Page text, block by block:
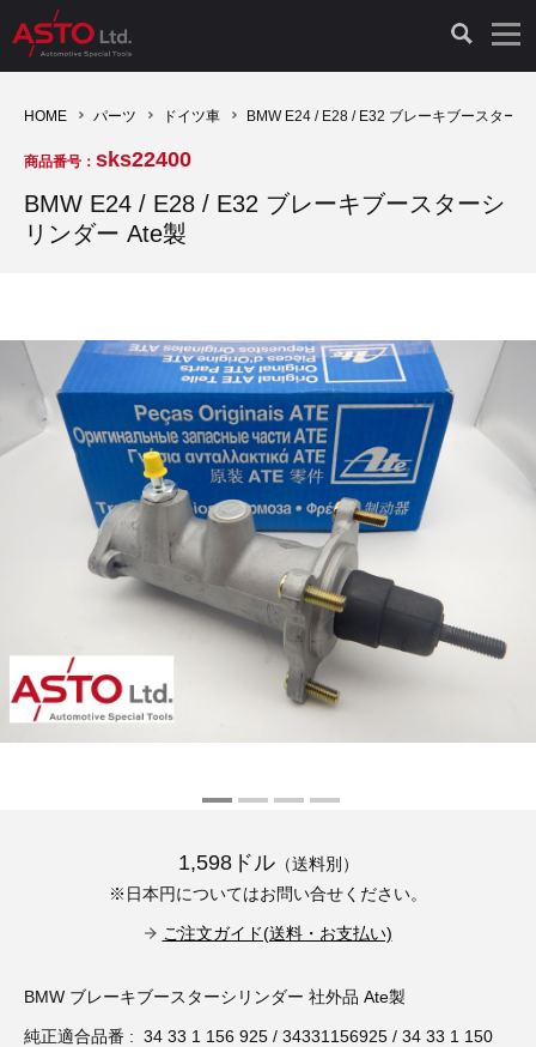
診断機（16）
キープログラマー（4）
ADAS（7）
オプション品（17）
TPMS（4）
その他（9）
診断テスター（10）
キープログラマー（20）
スモークテスター（4）
安定化電源ユニット（8）
バッテリーテスター（4）
古い車両用診断テスター（10）
バイク用診断テスター（7）
その他（20）
HCB TOOLS（45）
AST TOOLS（51）
LASER（39）
ドイツ車（211）
イタリア/フランス車（27）
イギリス車（23）
スウェーデン車（20）
ディーゼルインジェクター&グロープラグ ツール（7）
ホイールロック取り外しツール（6）
オシロスコープ（2）
オシロ関連商品（9）
その他（8）
ドイツ車（427）
イタリア/フランス車（145）
アメリカ車（60）
スウェーデン車（45）
日本車（40）
ロシア（8）
ブレーキキャリパーリペアキット（368）
キー関連（19）
その他（12）
現品修理（77）
リビルト品（58）
コントロールユニット初期化（3）
イモビライザーOFF（1）
その他（6）
オシロスコープ（10）
アクセサリー（13）
HOME パーツ ドイツ車 BMW E24 / E28 / E32 ブレーキブースター
商品番号： sks22400
BMW E24 / E28 / E32 ブレーキブースターシ
リンダー Ate製
1,598ドル（送料別）
※日本円についてはお問い合せください。
ご注文ガイド(送料・お支払い)
BMW ブレーキブースターシリンダー 社外品 Ate製
純正適合品番 : 34 33 1 156 925 / 34331156925 / 34 33 1 150